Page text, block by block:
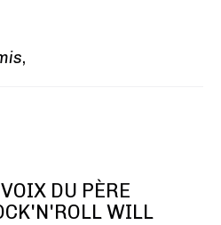
,
DU PÈRE
WILL